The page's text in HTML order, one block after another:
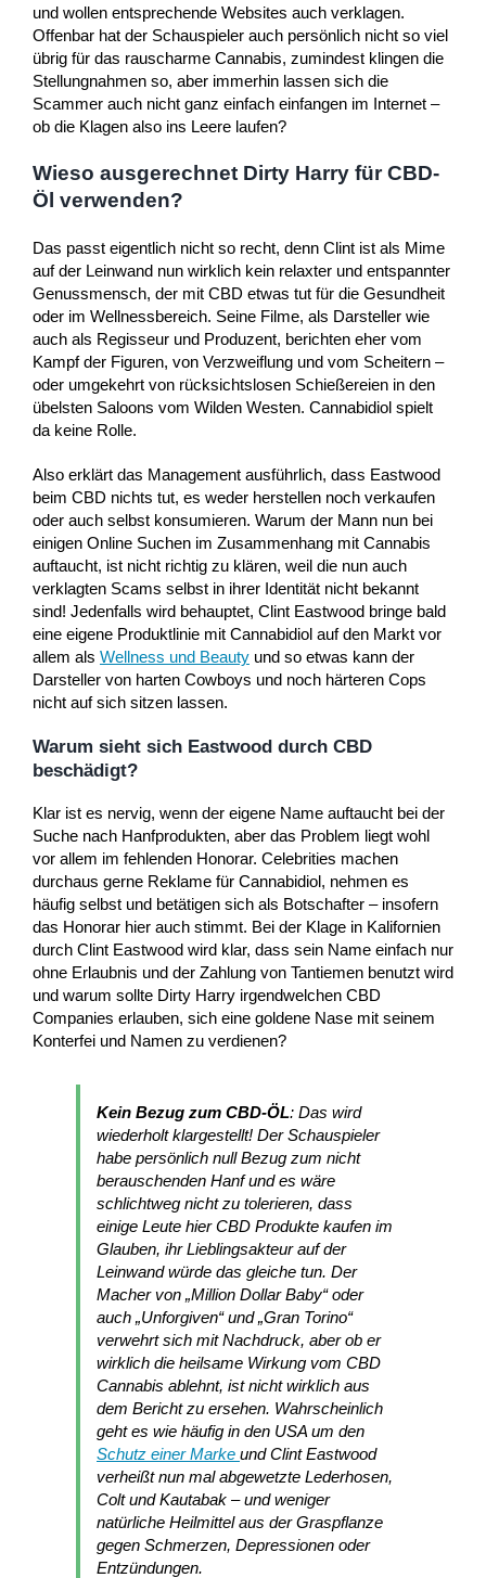
und wollen entsprechende Websites auch verklagen.
Offenbar hat der Schauspieler auch persönlich nicht so viel
übrig für das rauscharme Cannabis, zumindest klingen die
Stellungnahmen so, aber immerhin lassen sich die
Scammer auch nicht ganz einfach einfangen im Internet –
ob die Klagen also ins Leere laufen?
Wieso ausgerechnet Dirty Harry für CBD-
Öl verwenden?
Das passt eigentlich nicht so recht, denn Clint ist als Mime
auf der Leinwand nun wirklich kein relaxter und entspannter
Genussmensch, der mit CBD etwas tut für die Gesundheit
oder im Wellnessbereich. Seine Filme, als Darsteller wie
auch als Regisseur und Produzent, berichten eher vom
Kampf der Figuren, von Verzweiflung und vom Scheitern –
oder umgekehrt von rücksichtslosen Schießereien in den
übelsten Saloons vom Wilden Westen. Cannabidiol spielt
da keine Rolle.
Also erklärt das Management ausführlich, dass Eastwood
beim CBD nichts tut, es weder herstellen noch verkaufen
oder auch selbst konsumieren. Warum der Mann nun bei
einigen Online Suchen im Zusammenhang mit Cannabis
auftaucht, ist nicht richtig zu klären, weil die nun auch
verklagten Scams selbst in ihrer Identität nicht bekannt
sind! Jedenfalls wird behauptet, Clint Eastwood bringe bald
eine eigene Produktlinie mit Cannabidiol auf den Markt vor
allem als Wellness und Beauty und so etwas kann der
Darsteller von harten Cowboys und noch härteren Cops
nicht auf sich sitzen lassen.
Warum sieht sich Eastwood durch CBD
beschädigt?
Klar ist es nervig, wenn der eigene Name auftaucht bei der
Suche nach Hanfprodukten, aber das Problem liegt wohl
vor allem im fehlenden Honorar. Celebrities machen
durchaus gerne Reklame für Cannabidiol, nehmen es
häufig selbst und betätigen sich als Botschafter – insofern
das Honorar hier auch stimmt. Bei der Klage in Kalifornien
durch Clint Eastwood wird klar, dass sein Name einfach nur
ohne Erlaubnis und der Zahlung von Tantiemen benutzt wird
und warum sollte Dirty Harry irgendwelchen CBD
Companies erlauben, sich eine goldene Nase mit seinem
Konterfei und Namen zu verdienen?
Kein Bezug zum CBD-ÖL: Das wird
wiederholt klargestellt! Der Schauspieler
habe persönlich null Bezug zum nicht
berauschenden Hanf und es wäre
schlichtweg nicht zu tolerieren, dass
einige Leute hier CBD Produkte kaufen im
Glauben, ihr Lieblingsakteur auf der
Leinwand würde das gleiche tun. Der
Macher von „Million Dollar Baby“ oder
auch „Unforgiven“ und „Gran Torino“
verwehrt sich mit Nachdruck, aber ob er
wirklich die heilsame Wirkung vom CBD
Cannabis ablehnt, ist nicht wirklich aus
dem Bericht zu ersehen. Wahrscheinlich
geht es wie häufig in den USA um den
Schutz einer Marke und Clint Eastwood
verheißt nun mal abgewetzte Lederhosen,
Colt und Kautabak – und weniger
natürliche Heilmittel aus der Graspflanze
gegen Schmerzen, Depressionen oder
Entzündungen.